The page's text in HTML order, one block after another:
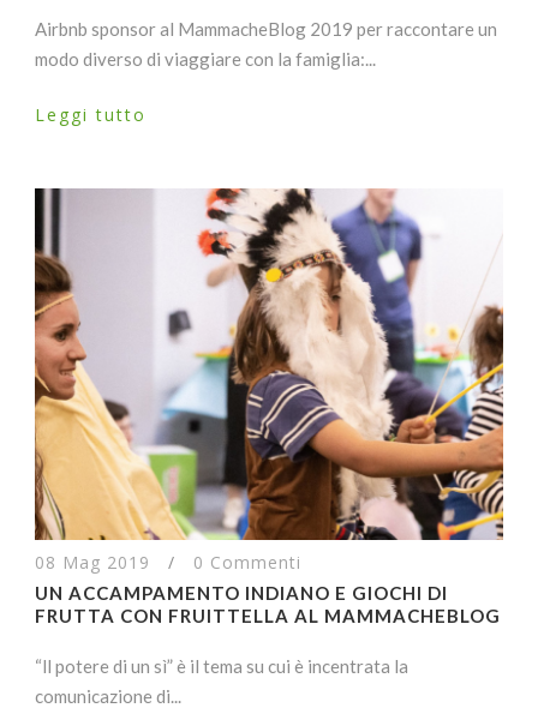
Airbnb sponsor al MammacheBlog 2019 per raccontare un
modo diverso di viaggiare con la famiglia:...
Leggi tutto
08 Mag 2019 / 0 Commenti
UN ACCAMPAMENTO INDIANO E GIOCHI DI
FRUTTA CON FRUITTELLA AL MAMMACHEBLOG
“ll potere di un sì” è il tema su cui è incentrata la
comunicazione di...